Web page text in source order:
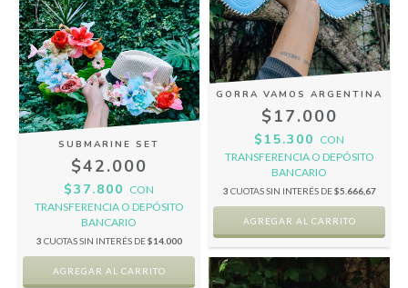
SUBMARINE SET
$42.000
$37.800 CON
TRANSFERENCIA O DEPÓSITO
BANCARIO
3 CUOTAS SIN INTERÉS DE$14.000
GORRA VAMOS ARGENTINA
$17.000
$15.300 CON
TRANSFERENCIA O DEPÓSITO
BANCARIO
3 CUOTAS SIN INTERÉS DE$5.666,67